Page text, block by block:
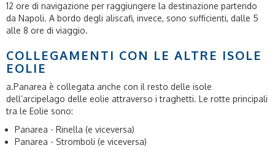
12 ore di navigazione per raggiungere la destinazione partendo
da Napoli. A bordo degli aliscafi, invece, sono sufficienti, dalle 5
alle 8 ore di viaggio.
COLLEGAMENTI CON LE ALTRE ISOLE
EOLIE
a.Panarea è collegata anche con il resto delle isole
dell’arcipelago delle eolie attraverso i traghetti. Le rotte principali
tra le Eolie sono:
Panarea - Rinella (e viceversa)
Panarea - Stromboli (e viceversa)